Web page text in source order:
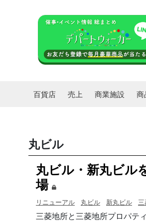
百貨店 売上 商業施設 商
丸ビル
丸ビル・新丸ビル
場
リニューアル 丸ビル 新丸ビル
三菱地所と三菱地所プロパテ